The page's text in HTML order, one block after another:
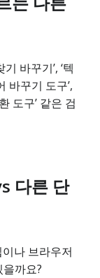
바꾸기’, ‘텍
바꾸기 도구’,
도구’ 같은 검
다른 단
나 브라우저
까요?